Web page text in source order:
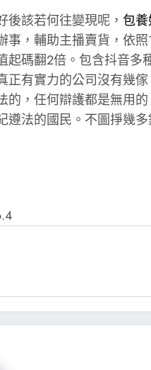
後該若何往變現呢， 包
事，輔助主播賣貨，依
起碼翻2倍。包含抖音多
正有實力的公司沒有幾
的，任何辯護都是無用
遵法的國民。不圖掙幾多